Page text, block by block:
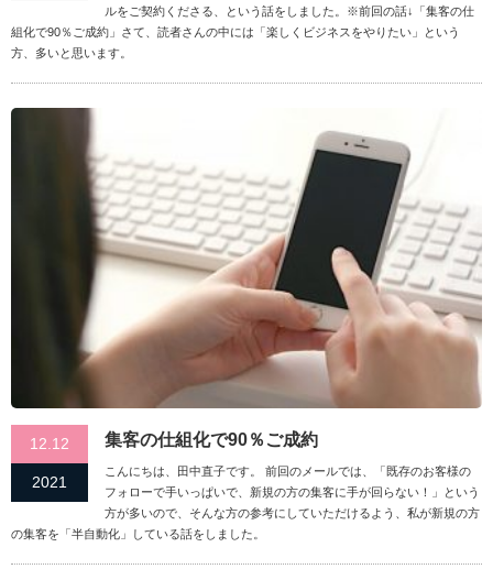
ルをご契約くださる、という話をしました。※前回の話↓「集客の仕
組化で90％ご成約」さて、読者さんの中には「楽しくビジネスをやりたい」という
方、多いと思います。
12.12
2021
集客の仕組化で90％ご成約
こんにちは、田中直子です。 前回のメールでは、「既存のお客様の
フォローで手いっぱいで、新規の方の集客に手が回らない！」という
方が多いので、そんな方の参考にしていただけるよう、私が新規の方
の集客を「半自動化」している話をしました。